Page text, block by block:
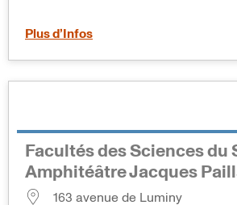
Plus d’Infos
Facultés des Sciences du
Amphitéâtre Jacques
163 avenue de Luminy